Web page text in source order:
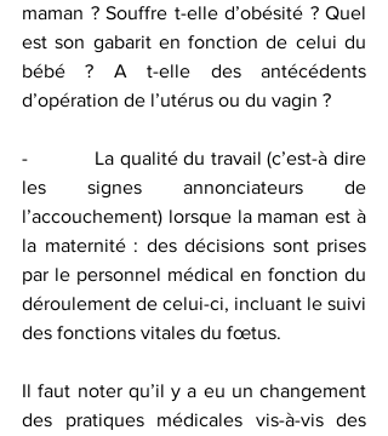
maman ? Souffre t-elle d’obésité ? Quel
est son gabarit en fonction de celui du
bébé ? A t-elle des antécédents
d’opération de l’utérus ou du vagin ?
-            La qualité du travail (c’est-à dire
les signes annonciateurs de
l’accouchement) lorsque la maman est à
la maternité : des décisions sont prises
par le personnel médical en fonction du
déroulement de celui-ci, incluant le suivi
des fonctions vitales du fœtus.
Il faut noter qu’il y a eu un changement
des pratiques médicales vis-à-vis des